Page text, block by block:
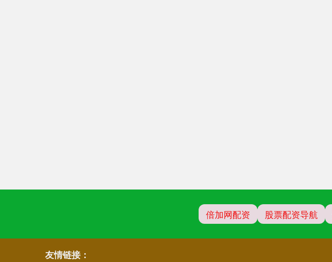
倍加网配资 股票配资导航
友情链接：